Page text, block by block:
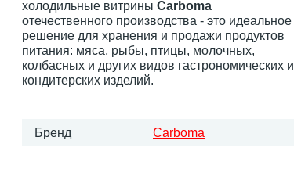
холодильные витрины Carboma
отечественного производства - это идеальное
решение для хранения и продажи продуктов
питания: мяса, рыбы, птицы, молочных,
колбасных и других видов гастрономических и
кондитерских изделий.
Бренд Carboma